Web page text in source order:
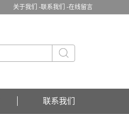
关于我们 -联系我们 -在线留言
联系我们